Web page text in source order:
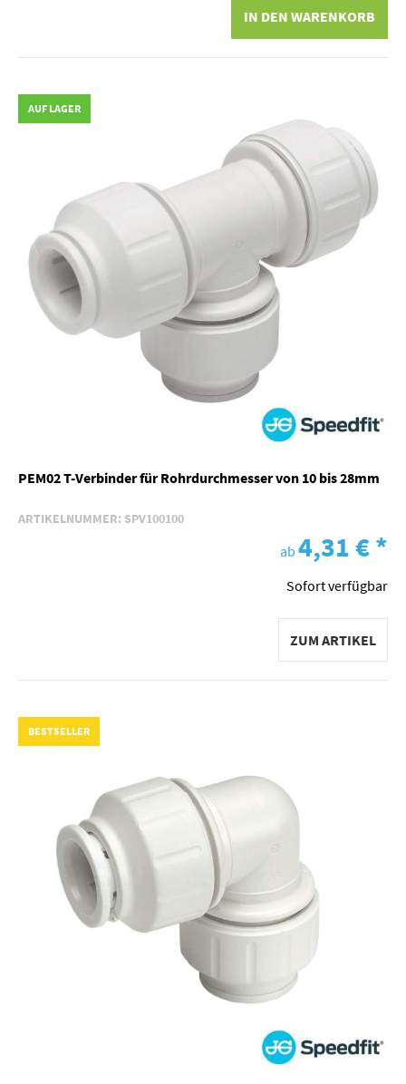
IN DEN WARENKORB
AUF LAGER
PEM02 T-Verbinder für Rohrdurchmesser von 10 bis 28mm
ARTIKELNUMMER: SPV100100
ab 4,31 €*
Sofort verfügbar
ZUM ARTIKEL
BESTSELLER